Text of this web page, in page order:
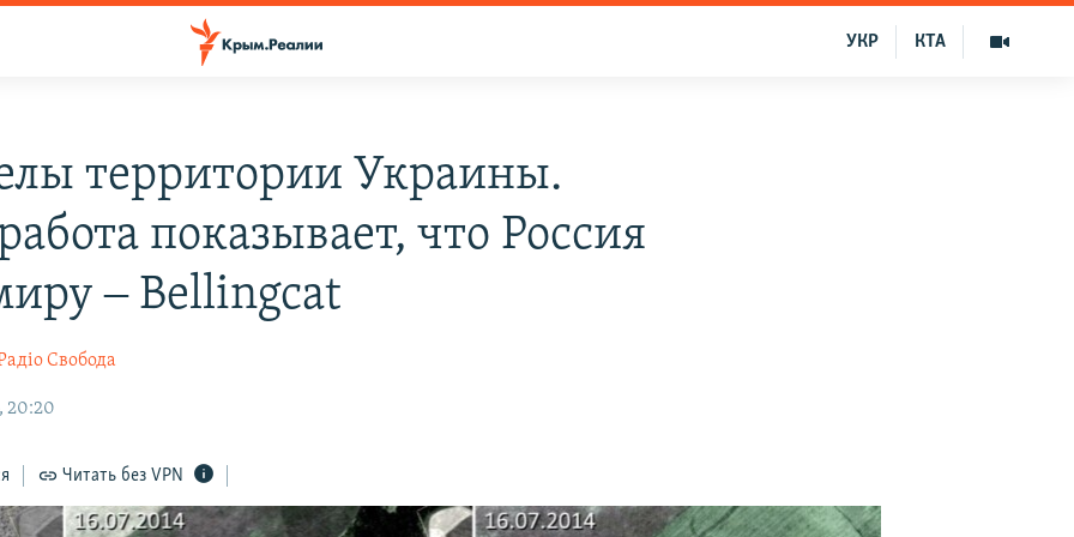
КТА
УКР
территории Украины.
показывает, что Россия
‒ Bellingcat
Свобода
20:20
Читать без VPN